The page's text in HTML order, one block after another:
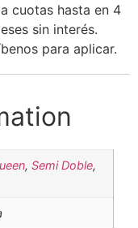
cuotas hasta en 4
sin interés.
para aplicar.
, Semi Doble,